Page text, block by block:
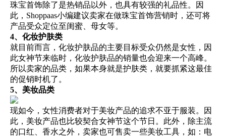
珠宝首饰除了是热销品以外，也具有较强的礼品性。因
此，Shoppaas小编建议卖家在做珠宝首饰营销时，还可将
产品受众定位至闺蜜、母女等。
4、化妆护肤类
就目前而言，化妆护肤品的主要目标受众仍然是女性，因
此女神节来临时，化妆护肤品的销量也会迎来一个高峰。
所以卖家的品类，如果本身就是护肤类，就要抓紧这最佳
的促销时机了。
5、美妆品类
现如今，女性消费者对于美妆产品的追求不亚于服装。因
此，美妆产品也比较契合女神节这个节日。此外，除主流
的口红、香水之外，卖家也可售卖一些美妆工具，如：电